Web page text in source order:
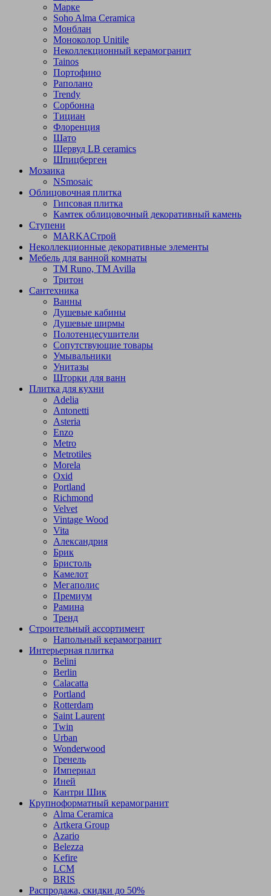
Марке
Soho Alma Ceramica
Монблан
Моноколор Unitile
Неколлекционный керамогранит
Tainos
Портофино
Раполано
Trendy
Сорбонна
Тициан
Флоренция
Шато
Шервуд LB ceramics
Шпицберген
Мозаика
NSmosaic
Облицовочная плитка
Гипсовая плитка
Камтек облицовочный декоративный камень
Ступени
МARKAСтрой
Неколлекционные декоративные элементы
Мебель для ванной комнаты
TM Runo, TM Avilla
Тритон
Сантехника
Ванны
Душевые кабины
Душевые ширмы
Полотенцесушители
Сопутствующие товары
Умывальники
Унитазы
Шторки для ванн
Плитка для кухни
Adelia
Antonetti
Asteria
Enzo
Metro
Metrotiles
Morela
Oxid
Portland
Richmond
Velvet
Vintage Wood
Vita
Александрия
Брик
Бристоль
Камелот
Мегаполис
Премиум
Рамина
Тренд
Строительный ассортимент
Напольный керамогранит
Интерьерная плитка
Belini
Berlin
Calacatta
Portland
Rotterdam
Saint Laurent
Twin
Urban
Wonderwood
Гренель
Империал
Иней
Кантри Шик
Крупноформатный керамогранит
Alma Ceramica
Artkera Group
Azario
Belezza
Kefire
LCM
BRIS
Распродажа, скидки до 50%